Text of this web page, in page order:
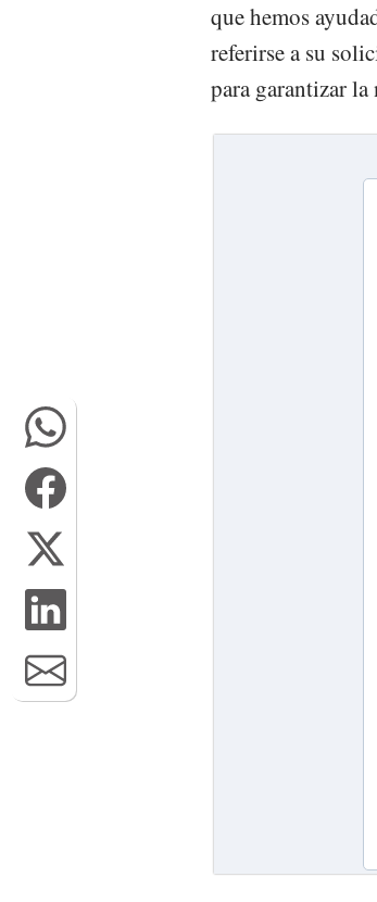
que hemos
referirse a su
para garantizar la